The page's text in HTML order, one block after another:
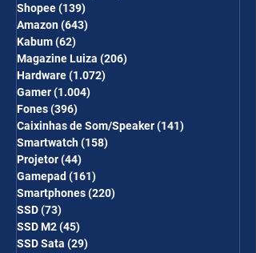
Shopee(139)
Amazon(643)
Kabum(62)
Magazine Luiza (206)
Hardware(1.072)
Gamer(1.004)
Fones(396)
Caixinhas de Som/Speaker(141)
Smartwatch(158)
Projetor(44)
Gamepad (161)
Smartphones(220)
SSD(73)
SSD M2(45)
SSD Sata (29)